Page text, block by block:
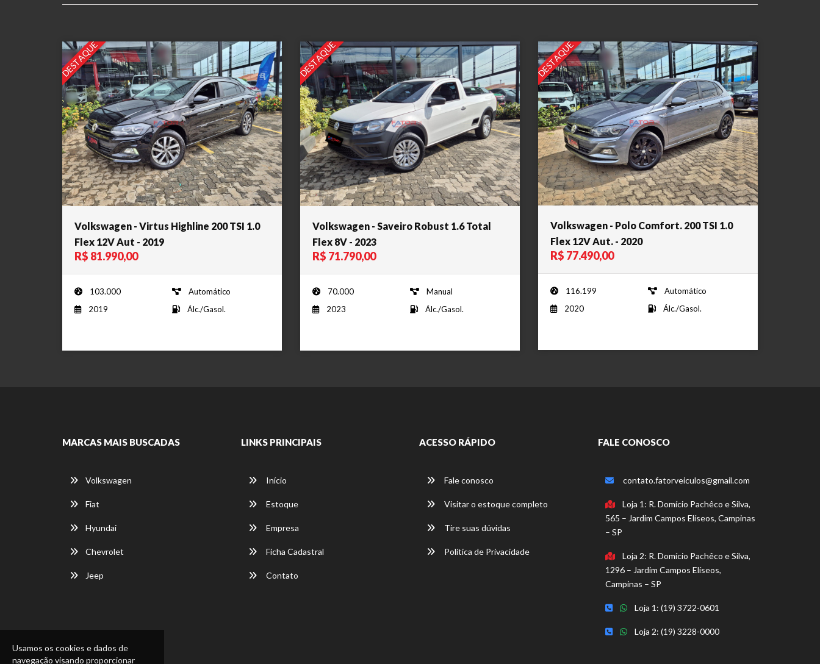
Usamos os cookies e dados de
navegação visando proporcionar
DESTAQUE
Volkswagen - Virtus Highline 200 TSI 1.0
Flex 12V Aut - 2019
R$ 81.990,00
103.000
Automático
2019
Álc./Gasol.
DESTAQUE
Volkswagen - Saveiro Robust 1.6 Total
Flex 8V - 2023
R$ 71.790,00
70.000
Manual
2023
Álc./Gasol.
DESTAQUE
Volkswagen - Polo Comfort. 200 TSI 1.0
Flex 12V Aut. - 2020
R$ 77.490,00
116.199
Automático
2020
Álc./Gasol.
MARCAS MAIS BUSCADAS
Volkswagen
Fiat
Hyundai
Chevrolet
Jeep
LINKS PRINCIPAIS
Início
Estoque
Empresa
Ficha Cadastral
Contato
ACESSO RÁPIDO
Fale conosco
Visitar o estoque completo
Tire suas dúvidas
Política de Privacidade
FALE CONOSCO
contato.fatorveiculos@gmail.com
Loja 1: R. Domício Pachêco e Silva,
565 – Jardim Campos Elíseos, Campinas
– SP
Loja 2: R. Domício Pachêco e Silva,
1296 – Jardim Campos Elíseos,
Campinas – SP
Loja 1: (19) 3722-0601
Loja 2: (19) 3228-0000